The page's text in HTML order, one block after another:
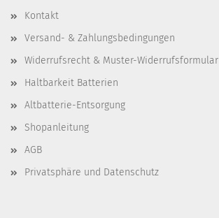
Kontakt
Versand- & Zahlungsbedingungen
Widerrufsrecht & Muster-Widerrufsformular
Haltbarkeit Batterien
Altbatterie-Entsorgung
Shopanleitung
AGB
Privatsphäre und Datenschutz